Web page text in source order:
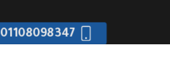
01108098347